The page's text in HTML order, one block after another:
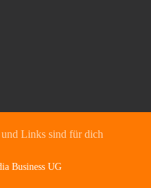
Links sind für dich
Business UG